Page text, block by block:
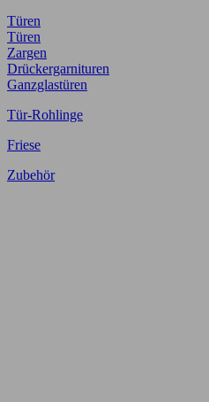
Türen
Türen
Zargen
Drückergarnituren
Ganzglastüren
Tür-Rohlinge
Friese
Zubehör